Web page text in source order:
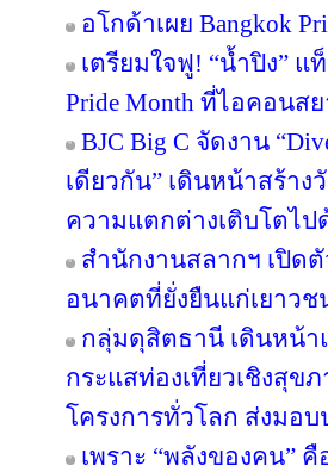
อโกด้าเผย Bangkok
เตรียมใจฟู! “น้ำปิง”
Pride Month ที่ไอคอนส
BJC Big C จัดงาน
เดียวกัน” เดินหน้าสร้า
ความแตกต่างเติบโตไป
สำนักงานสลากฯ เปิด
อนาคตที่ยั่งยืนแก่เยาว
กลุ่มดุสิตธานี เดินหน้า
กระแสท่องเที่ยวเชิงสุข
โครงการทั่วโลก ส่งมอ
เพราะ “พลังของคน”